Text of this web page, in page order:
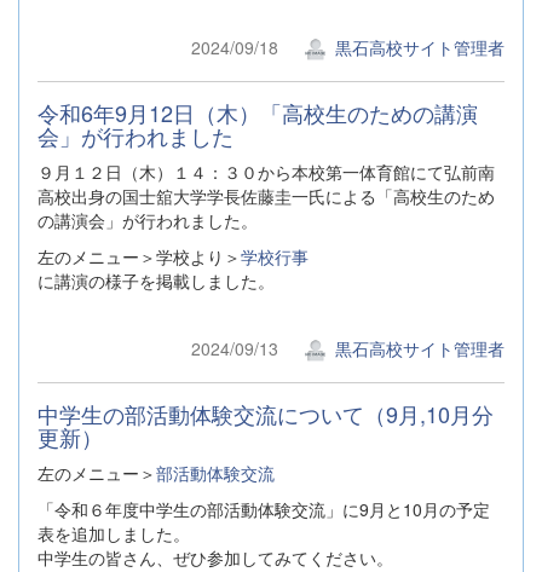
2024/09/18 黒石高校サイト管理者
令和6年9月12日（木）「高校生のための講演
会」が行われました
９月１２日（木）１４：３０から本校第一体育館にて弘前南
高校出身の国士舘大学学長佐藤圭一氏による「高校生のため
の講演会」が行われました。
左のメニュー＞学校より＞学校行事
に講演の様子を掲載しました。
2024/09/13 黒石高校サイト管理者
中学生の部活動体験交流について（9月,10月分
更新）
左のメニュー＞部活動体験交流
「令和６年度中学生の部活動体験交流」に9月と10月の予定
表を追加しました。
中学生の皆さん、ぜひ参加してみてください。